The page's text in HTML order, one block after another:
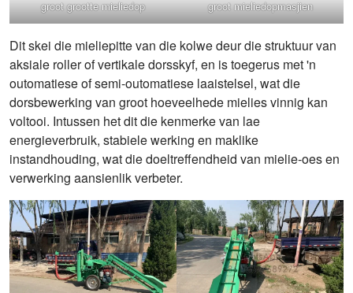
groot grootte mieliedop groot mieliedopmasjien
Dit skei die mieliepitte van die kolwe deur die struktuur van
aksiale roller of vertikale dorsskyf, en is toegerus met 'n
outomatiese of semi-outomatiese laaistelsel, wat die
dorsbewerking van groot hoeveelhede mielies vinnig kan
voltooi. Intussen het dit die kenmerke van lae
energieverbruik, stabiele werking en maklike
instandhouding, wat die doeltreffendheid van mielie-oes en
verwerking aansienlik verbeter.